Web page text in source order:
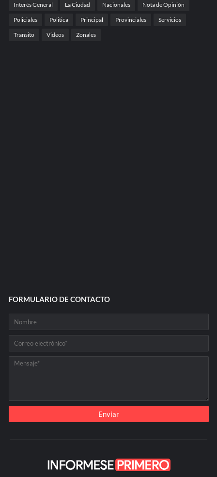
Interés General La Ciudad Nacionales Nota de Opinión
Policiales Politica Principal Provinciales Servicios
Transito Videos Zonales
FORMULARIO DE CONTACTO